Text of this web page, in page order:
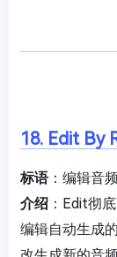
18. Edit By
标语：编辑音
介绍 ：Edit彻
编辑自动生成